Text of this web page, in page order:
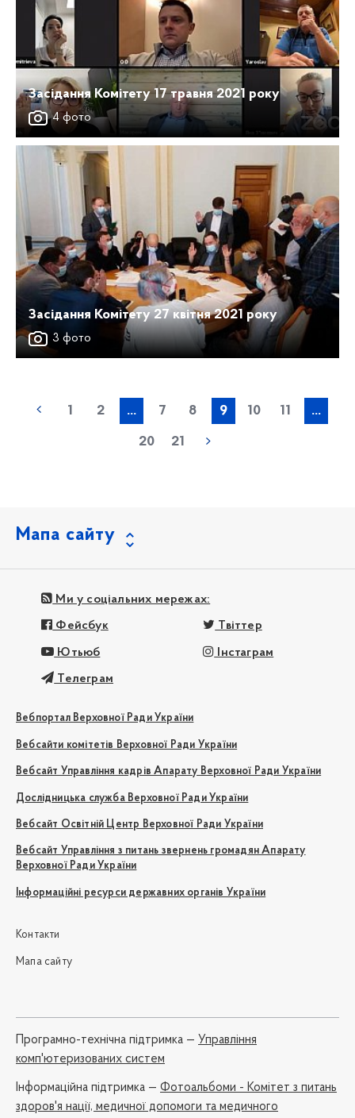
Засідання Комітету 17 травня 2021 року
4 фото
Засідання Комітету 27 квітня 2021 року
3 фото
1 2 ... 7 8 9 10 11 ...
20 21
Мапа сайту
Ми у соціальних мережах:
Фейсбук Твіттер
Ютьюб Інстаграм
Телеграм
Вебпортал Верховної Ради України
Вебсайти комітетів Верховної Ради України
Вебсайт Управління кадрів Апарату Верховної Ради України
Дослідницька служба Верховної Ради України
Вебсайт Освітній Центр Верховної Ради України
Вебсайт Управління з питань звернень громадян Апарату
Верховної Ради України
Інформаційні ресурси державних органів України
Контакти
Мапа сайту
Програмно-технічна підтримка — Управління
комп'ютеризованих систем
Iнформаційна підтримка — Фотоальбоми - Комітет з питань
здоров'я нації, медичної допомоги та медичного